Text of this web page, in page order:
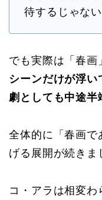
待するじゃない
でも実際は「春画
シーンだけが浮い
劇としても中途半
全体的に「春画で
げる展開が続きま
コ・アラは相変わ